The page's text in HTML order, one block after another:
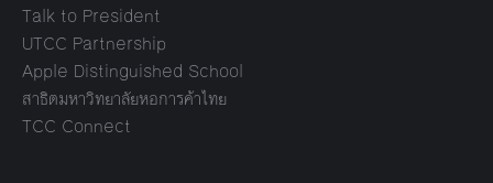
Talk to President
UTCC Partnership
Apple Distinguished School
สาธิตมหาวิทยาลัยหอการค้าไทย
TCC Connect